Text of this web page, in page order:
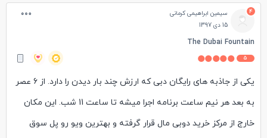
4
سیمین ابراهیمی کرمانی
15 دی 1397
The Dubai Fountain
5
یکی از جاذبه های رایگان دبی که ارزش چند بار دیدن را دارد. از 6 عصر
به بعد هر نیم ساعت برنامه اجرا میشه تا ساعت 11 شب. این مکان
خارج از مرکز خرید دوبی مال قرار گرفته و بهترین ویو رو پل سوق